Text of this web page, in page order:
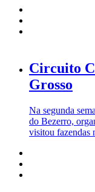
Circuito
Grosso
Na segunda
do Bezerro,
visitou fazendas